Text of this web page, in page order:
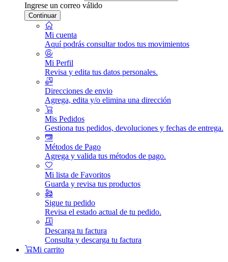
Ingrese un correo válido
Continuar
Mi cuenta
Aquí podrás consultar todos tus movimientos
Mi Perfil
Revisa y edita tus datos personales.
Direcciones de envio
Agrega, edita y/o elimina una dirección
Mis Pedidos
Gestiona tus pedidos, devoluciones y fechas de entrega.
Métodos de Pago
Agrega y valida tus métodos de pago.
Mi lista de Favoritos
Guarda y revisa tus productos
Sigue tu pedido
Revisa el estado actual de tu pedido.
Descarga tu factura
Consulta y descarga tu factura
Mi carrito